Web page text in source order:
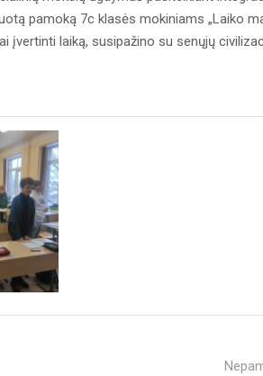
pamoką 7c klasės mokiniams „Laiko
įvertinti laiką, susipažino su senųjų